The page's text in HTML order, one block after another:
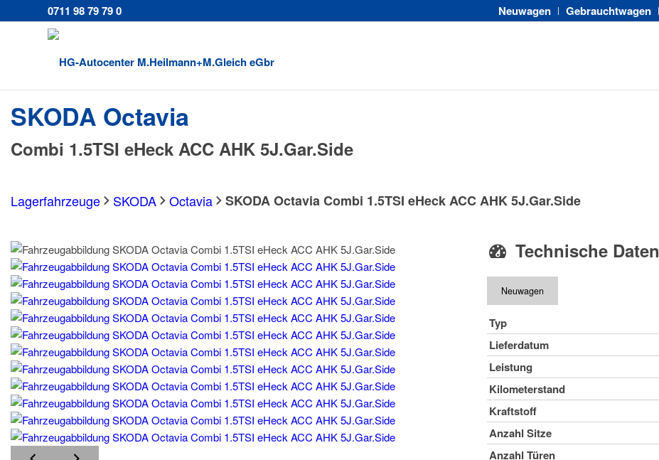
Neuwagen Gebrauchtwagen
0711 98 79 79 0
SKODA Octavia
Combi 1.5TSI eHeck ACC AHK 5J.Gar.Side
Lagerfahrzeuge SKODA Octavia SKODA Octavia Combi 1.5TSI eHeck ACC AHK 5J.Gar.Side
Technische Daten
Neuwagen
Typ
Lieferdatum
Leistung
Kilometerstand
Kraftstoff
Anzahl Sitze
Anzahl Türen